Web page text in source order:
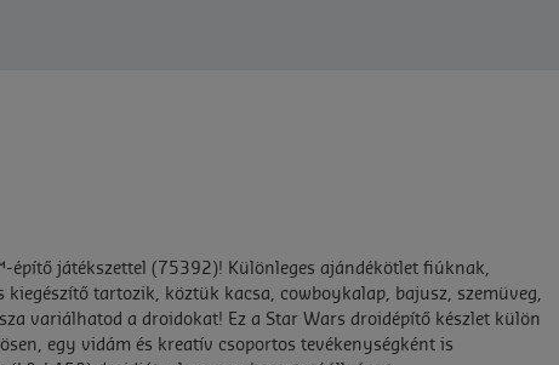
játékszettel (75392)! Különleges ajándékötlet fiúknak,
kiegészítő tartozik, köztük kacsa, cowboykalap, bajusz, szemüveg,
variálhatod a droidokat! Ez a Star Wars droidépítő készlet külön
egy vidám és kreatív csoportos tevékenységként is